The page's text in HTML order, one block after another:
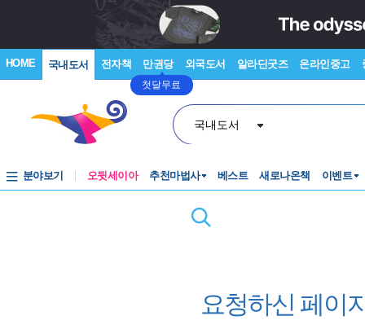
HOME 국내도서 전자책 만권당
첫달무료
외국도서 알라딘굿즈 온라인중고
국내도서
분야보기 오뒷세이아 추천마법사 베스트 새로나온책 이벤트
요청하신 페이